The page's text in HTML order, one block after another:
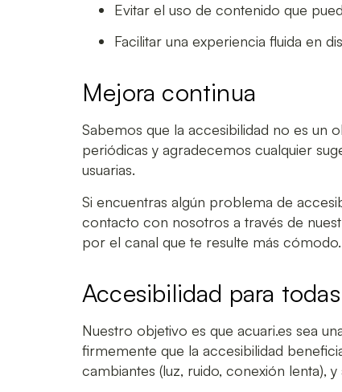
Evitar el uso de contenido que
Facilitar una experiencia fluida en
Mejora continua
Sabemos que la accesibilidad no es un
periódicas y agradecemos cualquier
usuarias.
Si encuentras algún problema de
contacto con nosotros a través de
por el canal que te resulte más cómodo.
Accesibilidad para
Nuestro objetivo es que acuari.es sea
firmemente que la accesibilidad
cambiantes (luz, ruido, conexión lenta),